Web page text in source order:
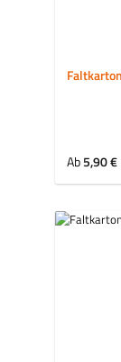
Regulärer
Ab5,90 €